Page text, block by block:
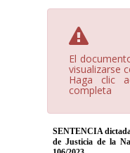
El
visualizarse
Haga clic
completa